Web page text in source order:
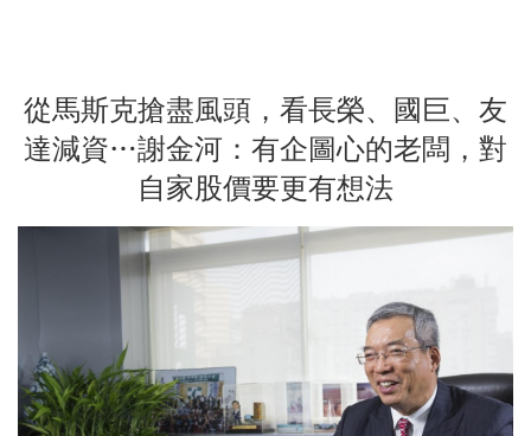
從馬斯克搶盡風頭，看長榮、國巨、友
達減資…謝金河：有企圖心的老闆，對
自家股價要更有想法